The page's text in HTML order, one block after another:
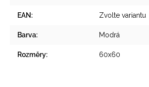
EAN : Zvolte variantu
Barva: Modrá
Rozměry: 60x60